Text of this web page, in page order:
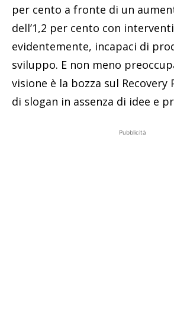
per cento a fronte di un
dell’1,2 per cento con
evidentemente, incapaci di
sviluppo. E non meno
visione è la bozza sul Recovery
di slogan in assenza di idee e
Pubblicità